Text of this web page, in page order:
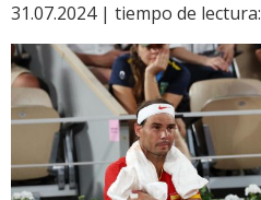
31.07.2024 | tiempo de lectura: